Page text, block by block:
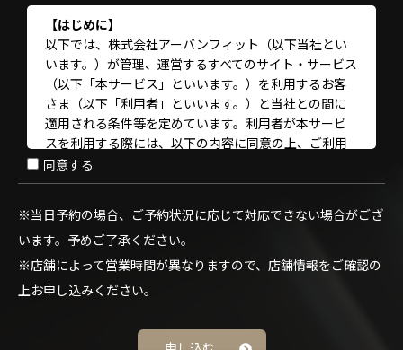
【はじめに】
以下では、株式会社アーバンフィット（以下当社とい
います。）が管理、運営するすべてのサイト・サービス
（以下「本サービス」といいます。）を利用するお客
さま（以下「利用者」といいます。）と当社との間に
適用される条件等を定めています。利用者が本サービ
スを利用する際には、以下の内容に同意の上、ご利用
いただくようお願いします。なお、当社は、適宜、以
下の内容を変更する
【プライバシーポリシー】
以下のとおり、当社の提供する本サービス全般におけ
る、利用者の個人情報の取扱いについて、プライバシ
ーポリシーを定めます。
本サービスの利用にあたっての登録手続は、当社所定
同意する
※当⽇予約の場合、ご予約状況に応じて対応できない場合がござ
います。予めご了承ください。
※店舗によって営業時間が異なりますので、店舗情報をご確認の
上お申し込みください。